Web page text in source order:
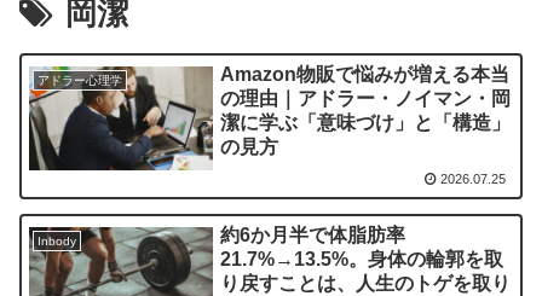
岡潔
アドラー心理学
Amazon物販で悩みが増える本当
の理由｜アドラー・ノイマン・岡
潔に学ぶ「意味づけ」と「構造」
の見方
2026.07.25
Inbody
約6か月半で体脂肪率
21.7%→13.5%。身体の輪郭を取
り戻すことは、人生のトゲを取り